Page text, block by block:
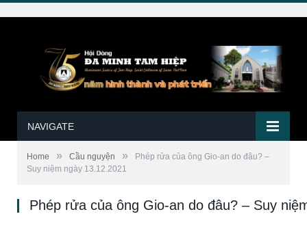
NAVIGATE
Home » Cầu nguyện »
Phép rửa của ông Gio-an do đâu? –
Suy niệm ngày 13.12.2021
Phép rửa của ông Gio-an do đâu? – Suy